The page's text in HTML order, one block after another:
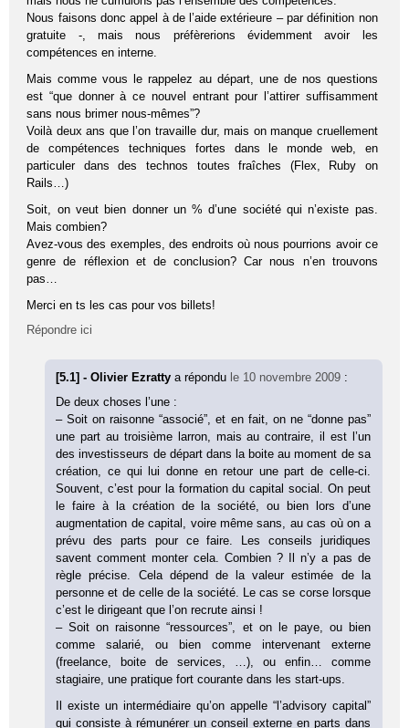
Nous faisons donc appel à de l’aide extérieure – par définition non
gratuite -, mais nous préfèrerions évidemment avoir les
compétences en interne.
Mais comme vous le rappelez au départ, une de nos questions
est “que donner à ce nouvel entrant pour l’attirer suffisamment
sans nous brimer nous-mêmes”?
Voilà deux ans que l’on travaille dur, mais on manque cruellement
de compétences techniques fortes dans le monde web, en
particuler dans des technos toutes fraîches (Flex, Ruby on
Rails…)
Soit, on veut bien donner un % d’une société qui n’existe pas.
Mais combien?
Avez-vous des exemples, des endroits où nous pourrions avoir ce
genre de réflexion et de conclusion? Car nous n’en trouvons
pas…
Merci en ts les cas pour vos billets!
Répondre ici
[5.1] - Olivier Ezrattya répondu le 10 novembre 2009 :
De deux choses l’une :
– Soit on raisonne “associé”, et en fait, on ne “donne pas”
une part au troisième larron, mais au contraire, il est l’un
des investisseurs de départ dans la boite au moment de sa
création, ce qui lui donne en retour une part de celle-ci.
Souvent, c’est pour la formation du capital social. On peut
le faire à la création de la société, ou bien lors d’une
augmentation de capital, voire même sans, au cas où on a
prévu des parts pour ce faire. Les conseils juridiques
savent comment monter cela. Combien ? Il n’y a pas de
règle précise. Cela dépend de la valeur estimée de la
personne et de celle de la société. Le cas se corse lorsque
c’est le dirigeant que l’on recrute ainsi !
– Soit on raisonne “ressources”, et on le paye, ou bien
comme salarié, ou bien comme intervenant externe
(freelance, boite de services, …), ou enfin… comme
stagiaire, une pratique fort courante dans les start-ups.
Il existe un intermédiaire qu’on appelle “l’advisory capital”
qui consiste à rémunérer un conseil externe en parts dans